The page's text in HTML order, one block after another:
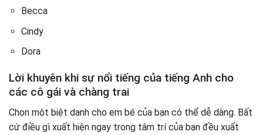
Becca
Cindy
Dora
Lời khuyên khi sự nổi tiếng của tiếng Anh cho
các cô gái và chàng trai
Chọn một biệt danh cho em bé của bạn có thể dễ dàng. Bất
cứ điều gì xuất hiện ngay trong tâm trí của bạn đều xuất